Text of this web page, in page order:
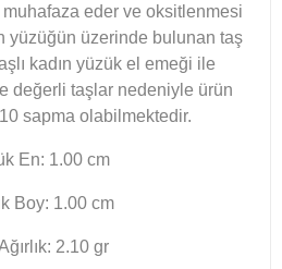
muhafaza eder ve oksitlenmesi
yüzüğün üzerinde bulunan taş
kadın yüzük el emeği ile
değerli taşlar nedeniyle ürün
sapma olabilmektedir.
En: 1.00 cm
Boy: 1.00 cm
2.10 gr